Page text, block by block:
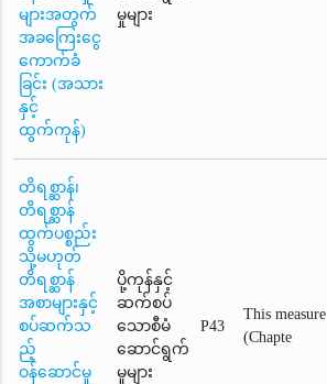
များအတွက်
အခကြေးငွေ
ကောက်ခံ
ခြင်း (အသား
နှင့်
ထွက်ကုန်)
မှုများ
တိရစ္ဆာန်၊
တိရစ္ဆာန်
ထွက်ပစ္စည်း
သို့မဟုတ်
တိရစ္ဆာန်
အစာများနှင့်
စပ်ဆက်သ
ည့်
ဝန်ဆောင်မှု
ပို့ကုန်နှင့်
ဆက်စပ်
သောစီမံ
ဆောင်ရွက်
မှုများ
P43
This measure
(Chapte